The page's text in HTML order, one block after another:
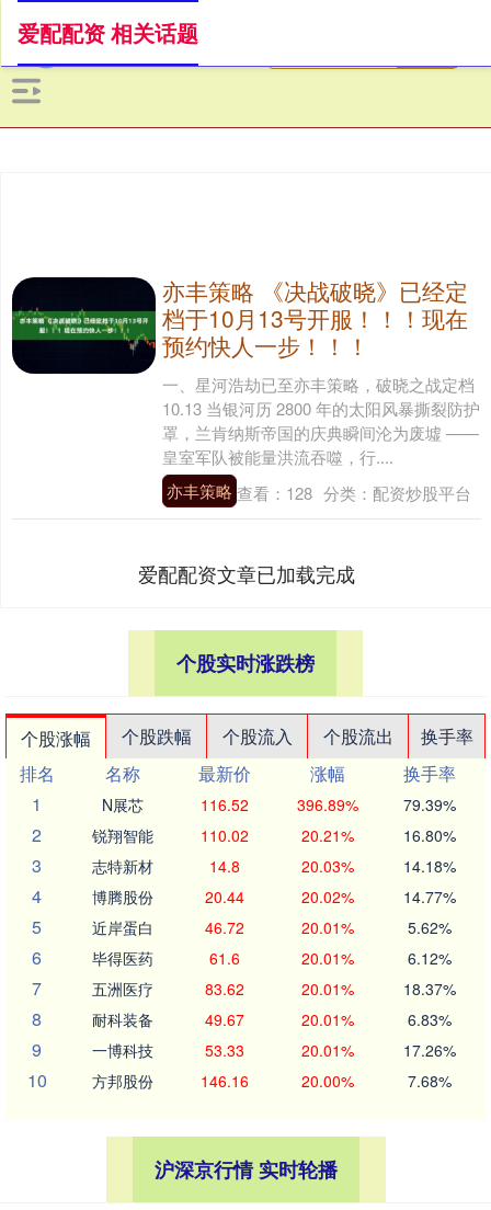
爱配配资 相关话题
亦丰策略 《决战破晓》已经定
档于10月13号开服！！！现在
预约快人一步！！！
一、星河浩劫已至亦丰策略，破晓之战定档
10.13 当银河历 2800 年的太阳风暴撕裂防护
罩，兰肯纳斯帝国的庆典瞬间沦为废墟 ——
皇室军队被能量洪流吞噬，行....
亦丰策略 查看： 128 分类： 配资炒股平台
爱配配资文章已加载完成
个股实时涨跌榜
个股涨幅 个股跌幅 个股流入 个股流出
换手率
排名
名称 最新价 涨幅
换手率
1
N展芯 116.52 396.89% 79.39%
2 锐翔智能 110.02 20.21% 16.80%
3 志特新材 14.8 20.03% 14.18%
4 博腾股份 20.44 20.02% 14.77%
5 近岸蛋白 46.72 20.01% 5.62%
6 毕得医药 61.6 20.01% 6.12%
7 五洲医疗 83.62 20.01% 18.37%
8 耐科装备 49.67 20.01% 6.83%
9 一博科技 53.33 20.01% 17.26%
10 方邦股份 146.16 20.00% 7.68%
沪深京行情 实时轮播